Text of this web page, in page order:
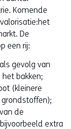
Komende
De
een rij:
gevolg van
bakken;
(kleinere
de
extra